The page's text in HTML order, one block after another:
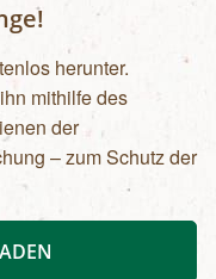
herunter.
mithilfe des
der
– zum Schutz der